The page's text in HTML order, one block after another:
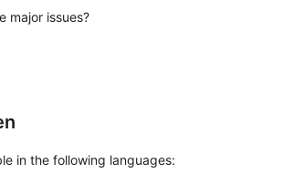
major issues?
in the following languages: